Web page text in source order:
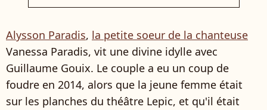
Alysson Paradis, la petite soeur de la chanteuse
Vanessa Paradis, vit une divine idylle avec
Guillaume Gouix. Le couple a eu un coup de
foudre en 2014, alors que la jeune femme était
sur les planches du théâtre Lepic, et qu'il était